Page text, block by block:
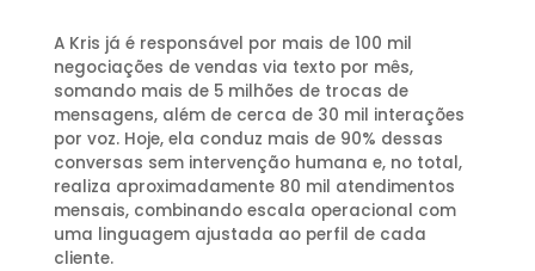
A Kris já é responsável por mais de 100 mil
negociações de vendas via texto por mês,
somando mais de 5 milhões de trocas de
mensagens, além de cerca de 30 mil interações
por voz. Hoje, ela conduz mais de 90% dessas
conversas sem intervenção humana e, no total,
realiza aproximadamente 80 mil atendimentos
mensais, combinando escala operacional com
uma linguagem ajustada ao perfil de cada
cliente.